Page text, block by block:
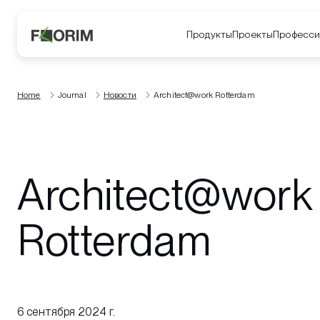
ПродуктыПроекты
Home Journal Новости Architect@work Rotterdam
Architect@work
Rotterdam
6 сентября 2024 г.